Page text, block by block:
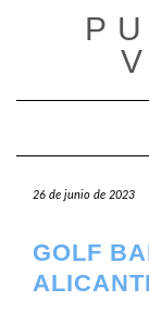
26 de junio de 2023
GOLF